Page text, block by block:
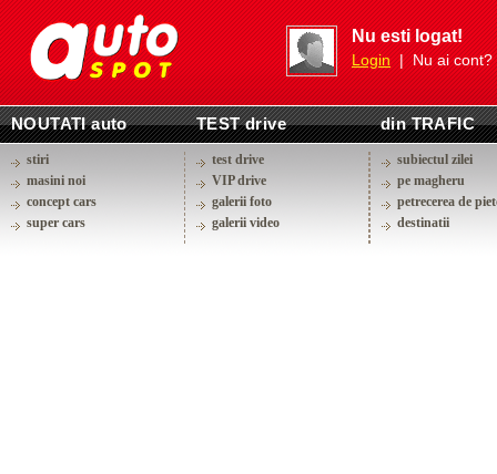
Nu esti logat!
Login| Nu ai cont?
NOUTATI auto TEST drive din TRAFIC
stiri
masini noi
concept cars
super cars
test drive
VIP drive
galerii foto
galerii video
subiectul zilei
pe magheru
petrecerea de
destinatii